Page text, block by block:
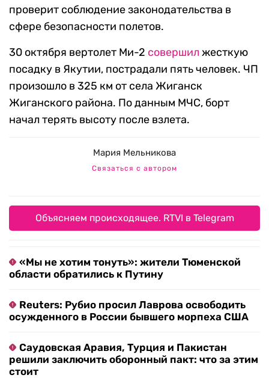
проверит соблюдение законодательства в
сфере безопасности полетов.
30 октября вертолет Ми-2 совершил жесткую
посадку в Якутии, пострадали пять человек. ЧП
произошло в 325 км от сeла Жигaнск
Жиганского района. По данным МЧС, борт
начал терять высоту после взлета.
Мария Мельникова
Связаться с автором
Объясняем происходящее. RTVI в Telegram
«Мы не хотим тонуть»: жители Тюменской
области обратились к Путину
Reuters: Рубио просил Лаврова освободить
осужденного в России бывшего морпеха США
Саудовская Аравия, Турция и Пакистан
решили заключить оборонный пакт: что за этим
стоит